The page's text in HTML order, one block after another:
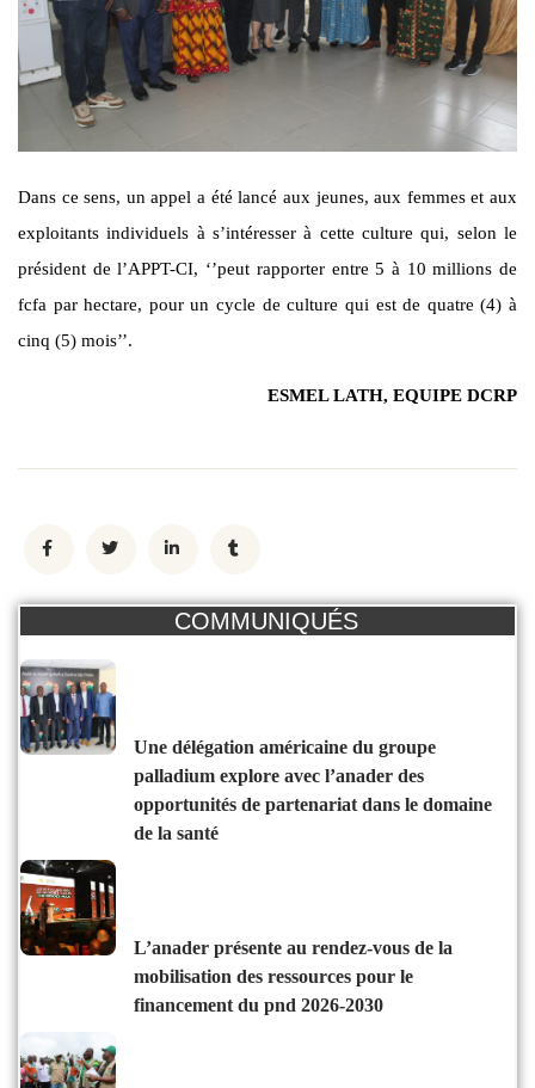
Dans ce sens, un appel a été lancé aux jeunes, aux femmes et aux
exploitants individuels à s’intéresser à cette culture qui, selon le
président de l’APPT-CI, ‘’peut rapporter entre 5 à 10 millions de
fcfa par hectare, pour un cycle de culture qui est de quatre (4) à
cinq (5) mois’’.
ESMEL LATH, EQUIPE DCRP
COMMUNIQUÉS
une délégation américaine du groupe
palladium explore avec l’anader des
opportunités de partenariat dans le domaine
de la santé
l’anader présente au rendez-vous de la
mobilisation des ressources pour le
financement du pnd 2026-2030